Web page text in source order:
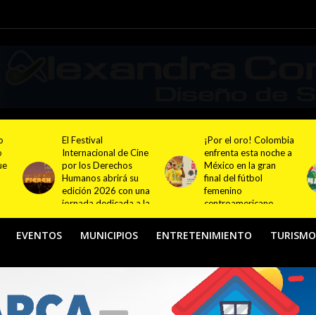
¡Por el oro! Colombia
enfrenta esta noche a
México en la gran
final del fútbol
femenino
centroamericano
Festival NATUR 2026
pondrá en el centro
del debate el turismo
responsable y
sostenible con
actividades en
Bogotá y Guasca
EVENTOS MUNICIPIOS ENTRETENIMIENTO TURISMO